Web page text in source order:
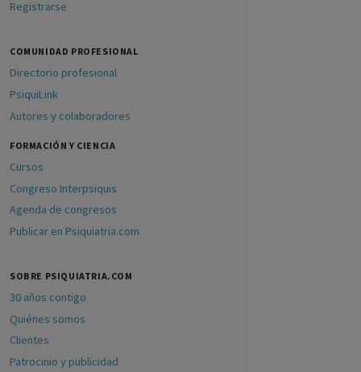
Registrarse
COMUNIDAD PROFESIONAL
Directorio profesional
PsiquiLink
Autores y colaboradores
FORMACIÓN Y CIENCIA
Cursos
Congreso Interpsiquis
Agenda de congresos
Publicar en Psiquiatria.com
SOBRE PSIQUIATRIA.COM
30 años contigo
Quiénes somos
Clientes
Patrocinio y publicidad